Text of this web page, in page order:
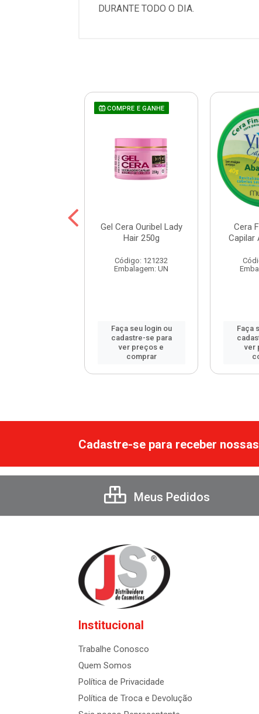
DURANTE TODO O DIA.
COMPRE E GANHE
Gel Cera Ouribel Lady
Hair 250g
Código: 121232
Embalagem: UN
Faça seu login ou
cadastre-se para
ver preços e
comprar
Cera
Capilar
Faça
ver
Cadastre-se para receber
Meus Pedidos
Institucional
Trabalhe Conosco
Quem Somos
Política de Privacidade
Política de Troca e Devolução